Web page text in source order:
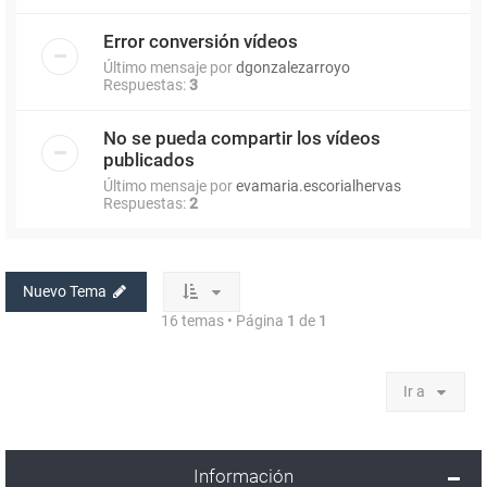
Error conversión vídeos
Último mensaje pordgonzalezarroyo
Respuestas:3
No se pueda compartir los vídeos
publicados
Último mensaje porevamaria.escorialhervas
Respuestas:2
Nuevo Tema
16 temas • Página 1 de 1
Ir a
Información